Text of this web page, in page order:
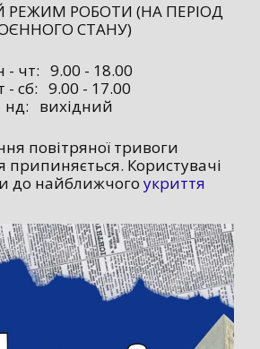
РОБОТИ (НА ПЕРІОД
СТАНУ)
- чт: 9.00 - 18.00
- сб: 9.00 - 17.00
нд: вихідний
повітряної тривоги
припиняється. Користувачі
до найближчого укриття